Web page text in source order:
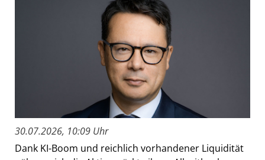
30.07.2026, 10:09 Uhr
Dank KI-Boom und reichlich vorhandener Liquidität